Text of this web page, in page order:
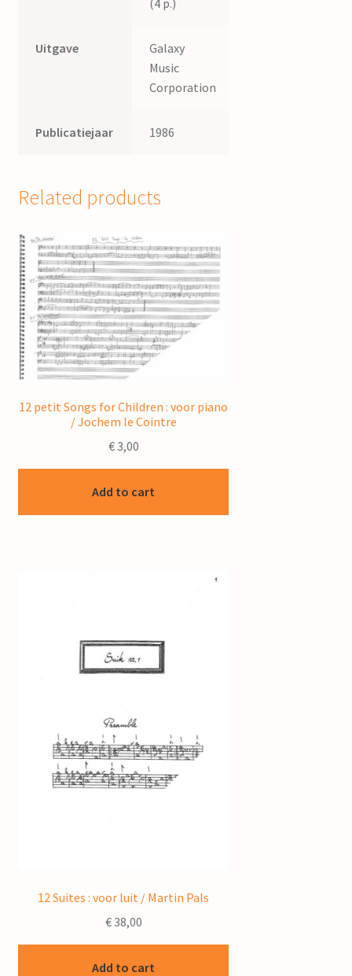
(4 p.)
Uitgave
Galaxy
Music
Corporation
Publicatiejaar 1986
Related products
12 petit Songs for Children : voor piano
/ Jochem le Cointre
€3,00
Add to cart
12 Suites : voor luit / Martin Pals
€38,00
Add to cart